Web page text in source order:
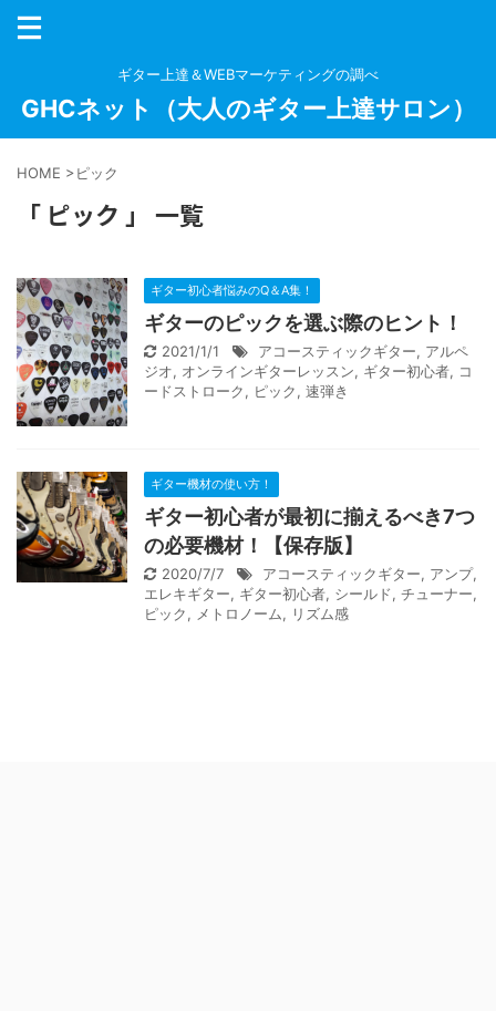
ギター上達＆WEBマーケティングの調べ
GHCネット（大人のギター上達サロン）
HOME >ピック
「 ピック 」 一覧
ギター初心者悩みのQ＆A集！
ギターのピックを選ぶ際のヒント！
2021/1/1 アコースティックギター, アルペ
ジオ, オンラインギターレッスン, ギター初心者, コ
ードストローク, ピック, 速弾き
ギター機材の使い方！
ギター初心者が最初に揃えるべき7つ
の必要機材！【保存版】
2020/7/7 アコースティックギター, アンプ,
エレキギター, ギター初心者, シールド, チューナー,
ピック, メトロノーム, リズム感